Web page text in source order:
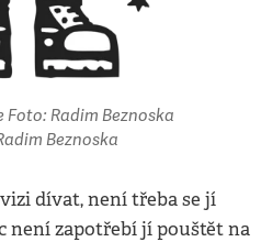
Foto: Radim Beznoska
Beznoska
dívat, není třeba se jí
není zapotřebí jí pouštět na